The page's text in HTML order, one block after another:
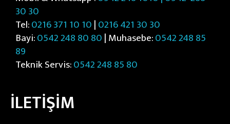
30 30
Tel:0216 371 10 10|0216 421 30 30
Bayi:0542 248 80 80| Muhasebe:0542 248 85
89
Teknik Servis:0542 248 85 80
İLETİŞİM